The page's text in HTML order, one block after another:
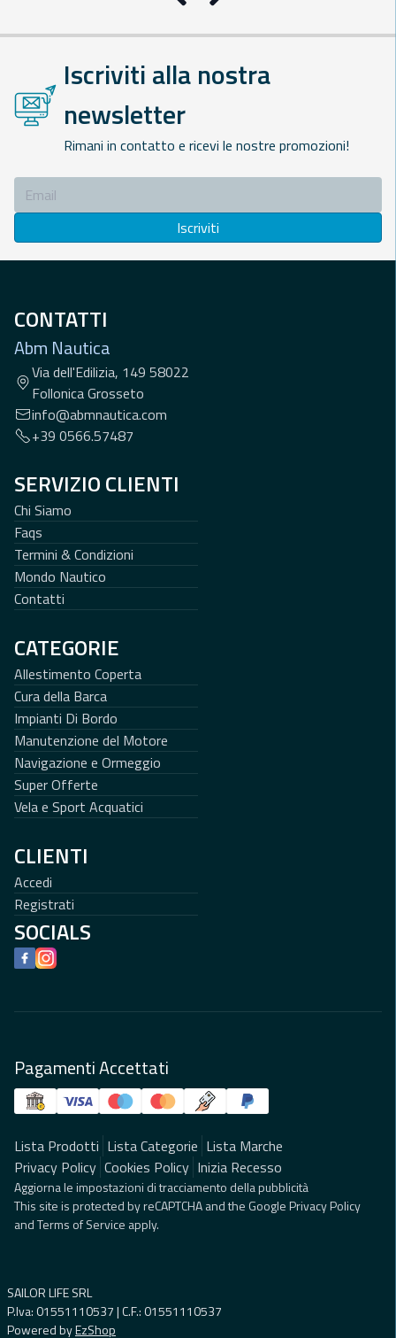
Precedente
Successivo
Iscriviti alla nostra
newsletter
Rimani in contatto e ricevi le nostre promozioni!
Iscriviti
CONTATTI
Abm Nautica
Via dell'Edilizia, 149 58022
Follonica Grosseto
info@abmnautica.com
+39 0566.57487
SERVIZIO CLIENTI
Chi Siamo
Faqs
Termini & Condizioni
Mondo Nautico
Contatti
CATEGORIE
Allestimento Coperta
Cura della Barca
Impianti Di Bordo
Manutenzione del Motore
Navigazione e Ormeggio
Super Offerte
Vela e Sport Acquatici
CLIENTI
Accedi
Registrati
SOCIALS
Facebook
Instagram
Pagamenti Accettati
Lista Prodotti Lista Categorie Lista Marche
Privacy Policy Cookies Policy Inizia Recesso
Aggiorna le impostazioni di tracciamento della pubblicità
This site is protected by reCAPTCHA and the GooglePrivacy Policy
andTerms of Service apply.
SAILOR LIFE SRL
P.Iva: 01551110537 | C.F.: 01551110537
Powered byEzShop